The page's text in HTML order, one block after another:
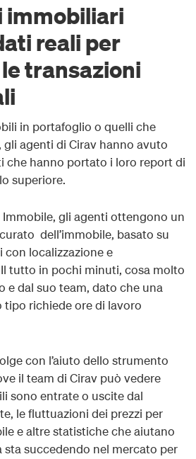
immobiliari
reali per
transazioni
in portafoglio o quelli che
agenti di Cirav hanno avuto
che hanno portato i loro report di
superiore.
Immobile, gli agenti ottengono un
dell’immobile, basato su
localizzazione e
tutto in pochi minuti, cosa molto
e dal suo team, dato che una
richiede ore di lavoro
con l’aiuto dello strumento
il team di Cirav può vedere
sono entrate o uscite dal
le fluttuazioni dei prezzi per
e altre statistiche che aiutano
sta succedendo nel mercato per